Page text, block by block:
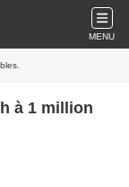
MENU
à 1 million